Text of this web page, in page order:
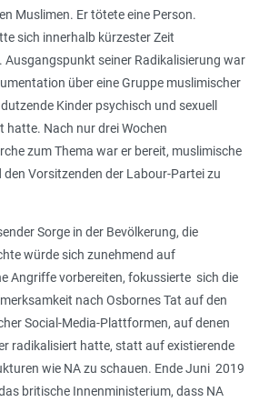
Muslimen. Er tötete eine Person.
sich innerhalb kürzester Zeit
Ausgangspunkt seiner Radikalisierung war
über eine Gruppe muslimischer
Kinder psychisch und sexuell
hatte. Nach nur drei Wochen
zum Thema war er bereit, muslimische
den Vorsitzenden der Labour-Partei zu
Sorge in der Bevölkerung, die
würde sich zunehmend auf
Angriffe vorbereiten, fokussierte sich die
nach Osbornes Tat auf den
Social-Media-Plattformen, auf denen
radikalisiert hatte, statt auf existierende
wie NA zu schauen. Ende Juni 2019
britische Innenministerium, dass NA